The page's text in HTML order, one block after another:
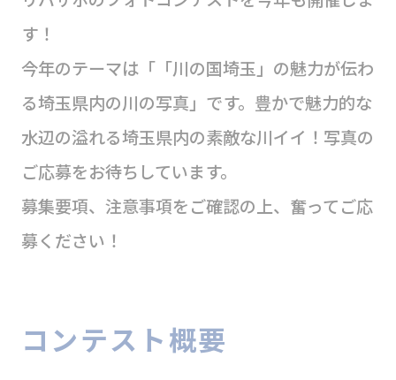
す！
今年のテーマは「「川の国埼玉」の魅力が伝わ
る埼玉県内の川の写真」です。豊かで魅力的な
水辺の溢れる埼玉県内の素敵な川イイ！写真の
ご応募をお待ちしています。
募集要項、注意事項をご確認の上、奮ってご応
募ください！
コンテスト概要